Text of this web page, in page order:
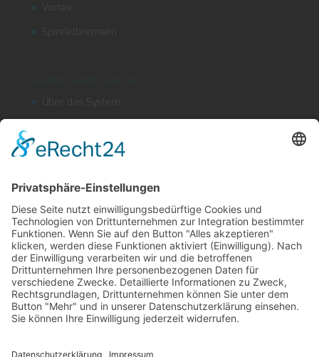
Vortex
Spindelbremsen
Über das System
Kühlmitteleinrichtungen
Sicherheitsblasdüse
Produktfinder
LEGROM Webshop